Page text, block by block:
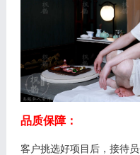
品质保障：
客户挑选好项目后，接待